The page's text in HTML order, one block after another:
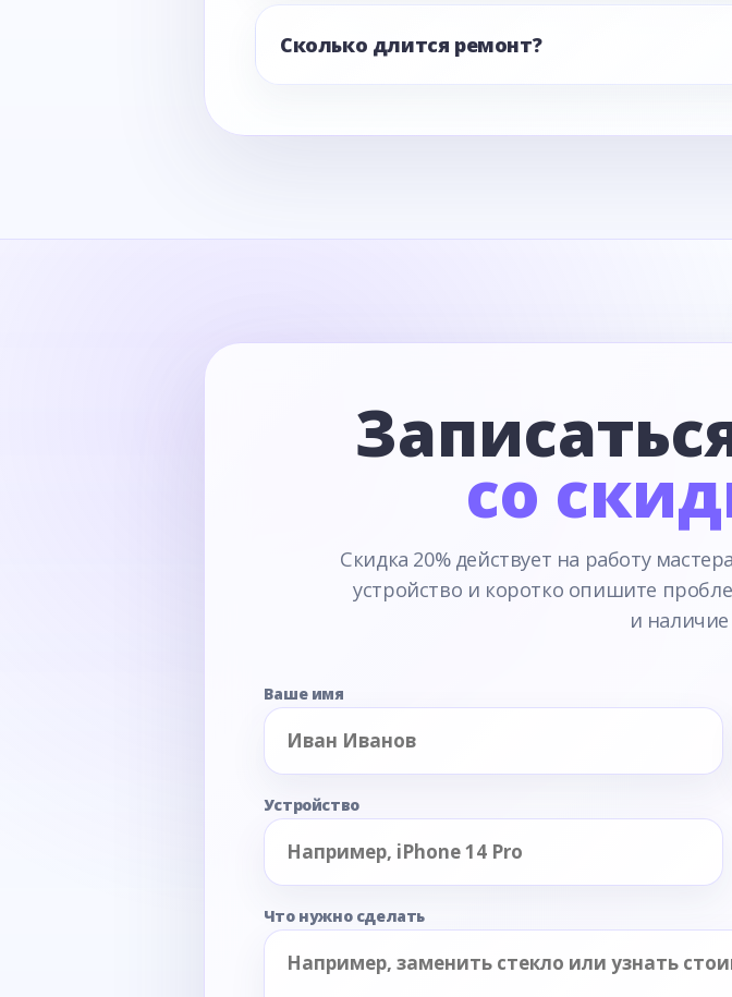
Сколько длится ремонт?
со
Скидка 20% действует на работу
устройство и коротко опишите
и наличие
Ваше имя
Устройство
Что нужно сделать